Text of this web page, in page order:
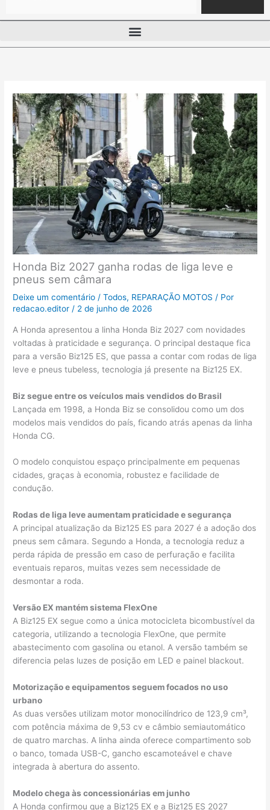
Honda Biz 2027 ganha rodas de liga leve e
pneus sem câmara
Deixe um comentário /Todos, REPARAÇÃO MOTOS / Por
redacao.editor / 2 de junho de 2026
A Honda apresentou a linha Honda Biz 2027 com novidades
voltadas à praticidade e segurança. O principal destaque fica
para a versão Biz125 ES, que passa a contar com rodas de liga
leve e pneus tubeless, tecnologia já presente na Biz125 EX.
Biz segue entre os veículos mais vendidos do Brasil
Lançada em 1998, a Honda Biz se consolidou como um dos
modelos mais vendidos do país, ficando atrás apenas da linha
Honda CG.
O modelo conquistou espaço principalmente em pequenas
cidades, graças à economia, robustez e facilidade de
condução.
Rodas de liga leve aumentam praticidade e segurança
A principal atualização da Biz125 ES para 2027 é a adoção dos
pneus sem câmara. Segundo a Honda, a tecnologia reduz a
perda rápida de pressão em caso de perfuração e facilita
eventuais reparos, muitas vezes sem necessidade de
desmontar a roda.
Versão EX mantém sistema FlexOne
A Biz125 EX segue como a única motocicleta bicombustível da
categoria, utilizando a tecnologia FlexOne, que permite
abastecimento com gasolina ou etanol. A versão também se
diferencia pelas luzes de posição em LED e painel blackout.
Motorização e equipamentos seguem focados no uso
urbano
As duas versões utilizam motor monocilíndrico de 123,9 cm³,
com potência máxima de 9,53 cv e câmbio semiautomático
de quatro marchas. A linha ainda oferece compartimento sob
o banco, tomada USB-C, gancho escamoteável e chave
integrada à abertura do assento.
Modelo chega às concessionárias em junho
A Honda confirmou que a Biz125 EX e a Biz125 ES 2027